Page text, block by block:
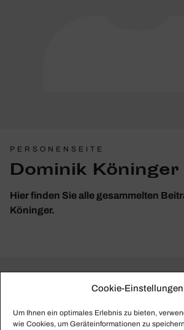
Cookie-Einstellungen
Um Ihnen ein optimales Erlebnis zu bieten,
wie Cookies, um Geräteinformationen zu
PERSONENSEITE
Dominik Köninger
Hier finden Sie alle gesammelten
Köninger.